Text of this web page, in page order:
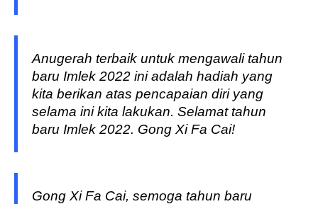
Anugerah terbaik untuk mengawali tahun
baru Imlek 2022 ini adalah hadiah yang
kita berikan atas pencapaian diri yang
selama ini kita lakukan. Selamat tahun
baru Imlek 2022. Gong Xi Fa Cai!
Gong Xi Fa Cai, semoga tahun baru